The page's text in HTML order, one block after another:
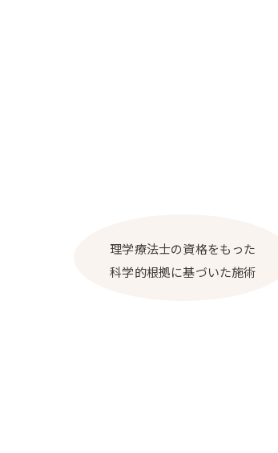
理学療法士の資格をもった
科学的根拠に基づいた施術